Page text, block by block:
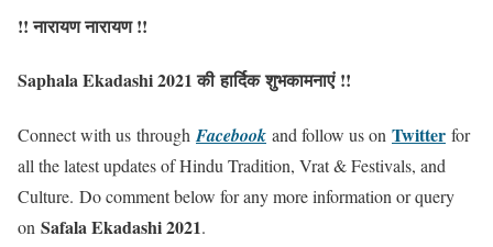
!! नारायण नारायण !!
Saphala Ekadashi 2021की हार्दिक शुभकामनाएं!!
Connect with us through Facebook and follow us on Twitter for
all the latestupdates of Hindu Tradition, Vrat & Festivals, and
Culture. Do comment below for any more information or query
on Safala Ekadashi 2021.